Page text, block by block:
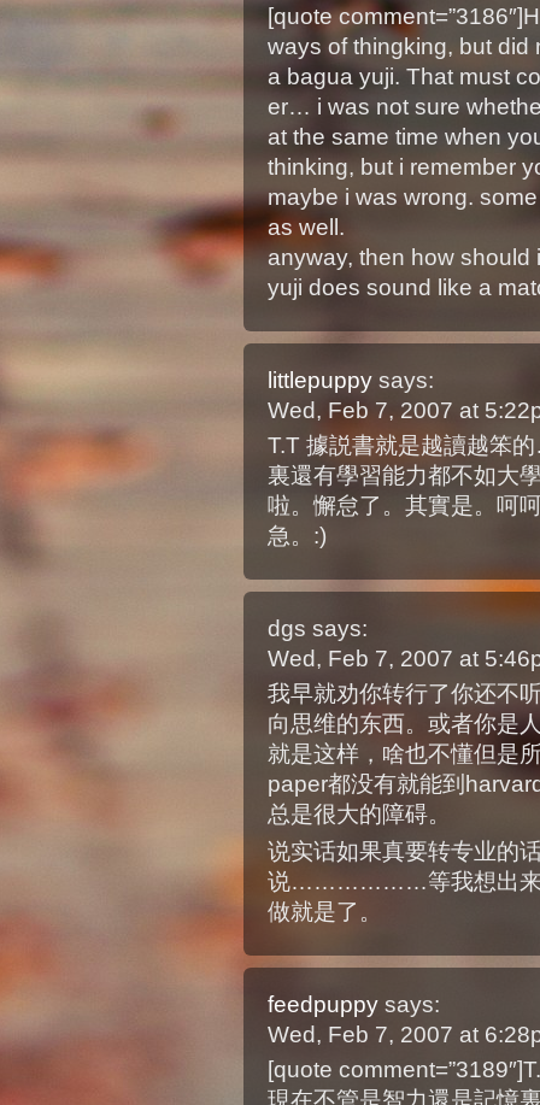
[quote
ways of thingking, but did
a bagua yuji. That must
er… i was not sure
at the same time when
thinking, but i remember
maybe i was wrong.
as well.
anyway, then how
yuji does sound like a
littlepuppy says:
Wed, Feb 7, 2007 at
T.T 據説書就是越讀越笨
裏還有學習能力都不如大
啦。懈怠了。其實是。呵
急。:)
dgs says:
Wed, Feb 7, 2007 at
我早就劝你转行了你还
向思维的东西。或者你是
就是这样，啥也不懂但是
paper都没有就能到
总是很大的障碍。
说实话如果真要转专业的
说………………等我想出来了
做就是了。
feedpuppy says:
Wed, Feb 7, 2007 at
[quote
現在不管是智力還是記憶